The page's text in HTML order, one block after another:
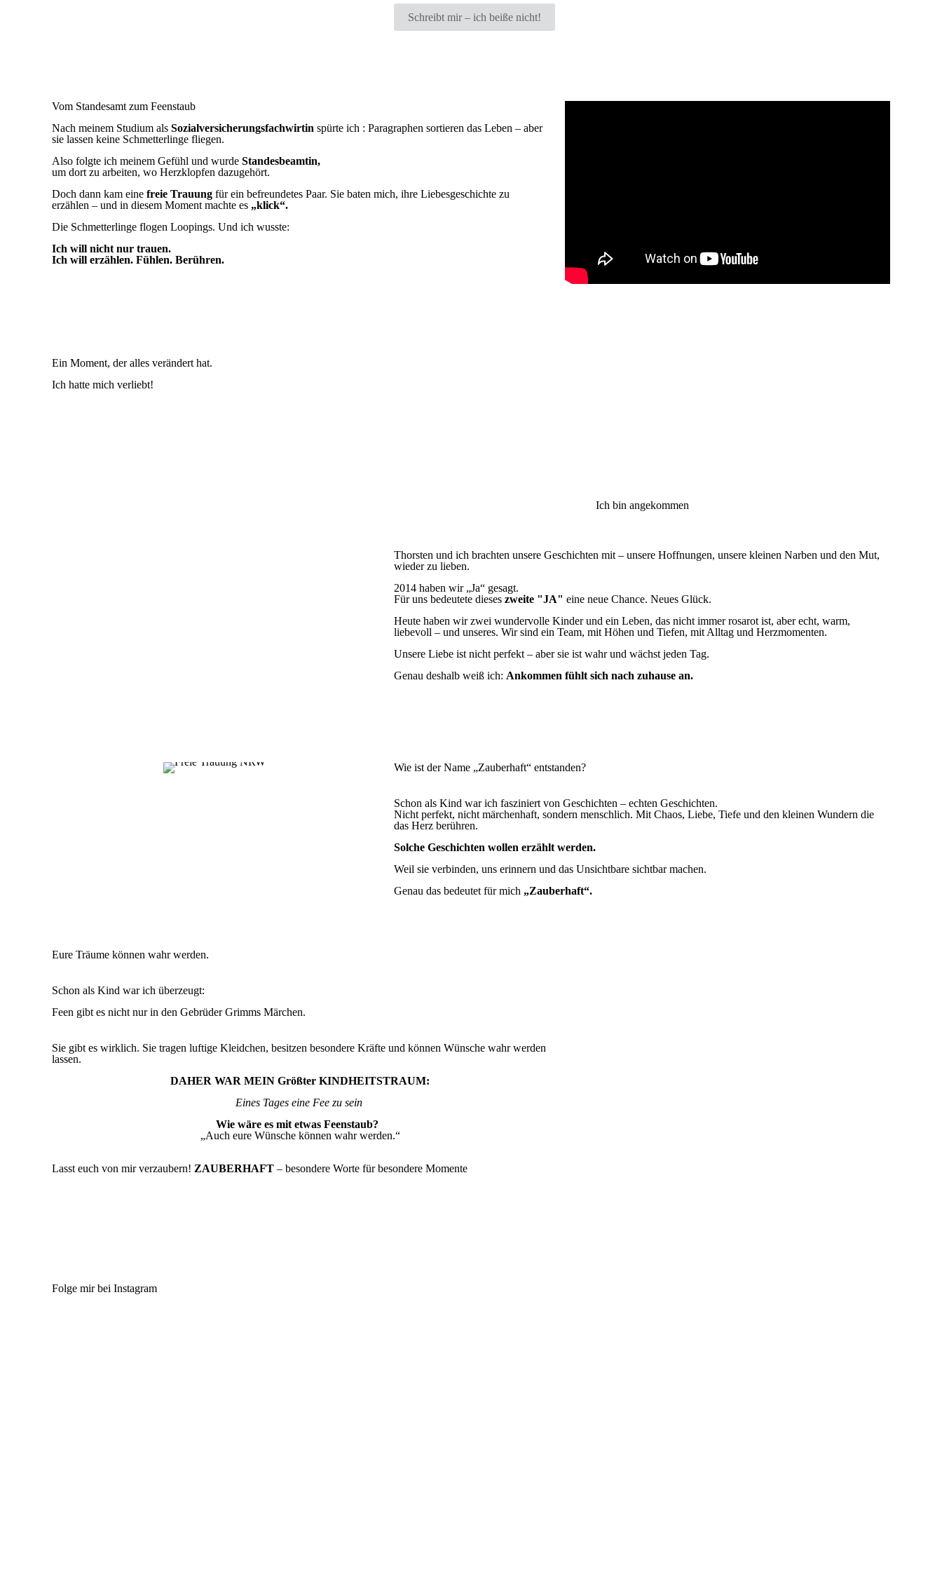
Schreibt mir – ich beiße nicht!
Vom Standesamt zum Feenstaub
Nach meinem Studium als Sozialversicherungsfachwirtin spürte ich : Paragraphen sortieren das Leben – aber
sie lassen keine Schmetterlinge fliegen.
Also folgte ich meinem Gefühl und wurde Standesbeamtin,
um dort zu arbeiten, wo Herzklopfen dazugehört.
Doch dann kam eine freie Trauung für ein befreundetes Paar. Sie baten mich, ihre Liebesgeschichte zu
erzählen – und in diesem Moment machte es „klick“.
Die Schmetterlinge flogen Loopings. Und ich wusste:
Ich will nicht nur trauen.
Ich will erzählen. Fühlen. Berühren.
Ein Moment, der alles verändert hat.
Ich hatte mich verliebt!
Ich bin angekommen
Thorsten und ich brachten unsere Geschichten mit – unsere Hoffnungen, unsere kleinen Narben und den Mut,
wieder zu lieben.
2014 haben wir „Ja“ gesagt.
Für uns bedeutete dieses zweite "JA" eine neue Chance. Neues Glück.
Heute haben wir zwei wundervolle Kinder und ein Leben, das nicht immer rosarot ist, aber echt, warm,
liebevoll – und unseres. Wir sind ein Team, mit Höhen und Tiefen, mit Alltag und Herzmomenten.
Unsere Liebe ist nicht perfekt – aber sie ist wahr und wächst jeden Tag.
Genau deshalb weiß ich: Ankommen fühlt sich nach zuhause an.
Wie ist der Name „Zauberhaft“ entstanden?
Schon als Kind war ich fasziniert von Geschichten – echten Geschichten.
Nicht perfekt, nicht märchenhaft, sondern menschlich. Mit Chaos, Liebe, Tiefe und den kleinen Wundern die
das Herz berühren.
Solche Geschichten wollen erzählt werden.
Weil sie verbinden, uns erinnern und das Unsichtbare sichtbar machen.
Genau das bedeutet für mich „Zauberhaft“.
Eure Träume können wahr werden.
Schon als Kind war ich überzeugt:
Feen gibt es nicht nur in den Gebrüder Grimms Märchen.
Sie gibt es wirklich. Sie tragen luftige Kleidchen, besitzen besondere Kräfte und können Wünsche wahr werden
lassen.
DAHER WAR MEIN Größter KINDHEITSTRAUM:
Eines Tages eine Fee zu sein
Wie wäre es mit etwas Feenstaub?
„Auch eure Wünsche können wahr werden.“
Lasst euch von mir verzaubern! ZAUBERHAFT – besondere Worte für besondere Momente
Folge mir bei Instagram